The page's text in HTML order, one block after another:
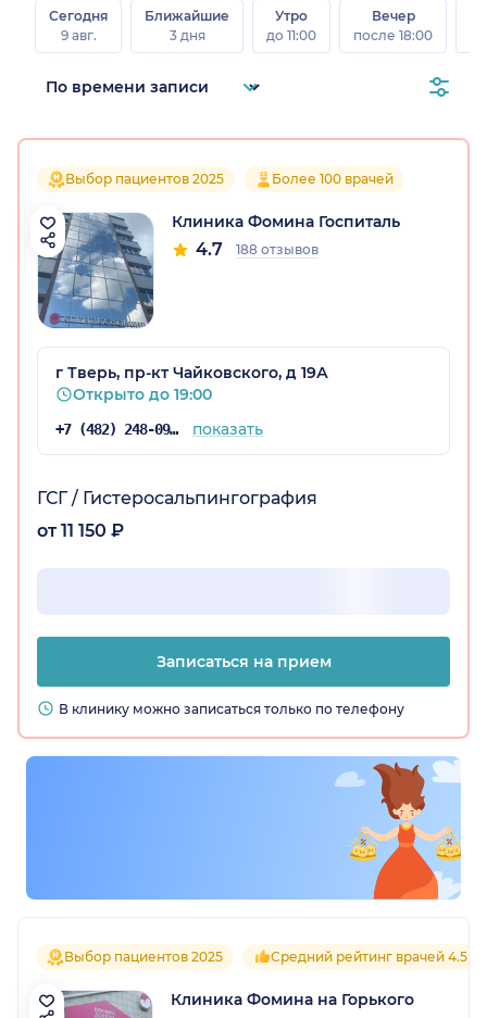
Сегодня
9 авг.
Ближайшие
3 дня
Утро
до 11:00
Вечер
после 18:00
Выбор пациентов 2025 Более 100 врачей
Клиника Фомина Госпиталь
4.7 188 отзывов
г Тверь, пр-кт Чайковского, д 19А
Открыто до 19:00
+7 (482) 248-09-70 показать
ГСГ / Гистеросальпингография
от 11 150 ₽
Записаться на прием
В клинику можно записаться только по телефону
Выбор пациентов 2025 Средний рейтинг врачей 4.5
Клиника Фомина на Горького